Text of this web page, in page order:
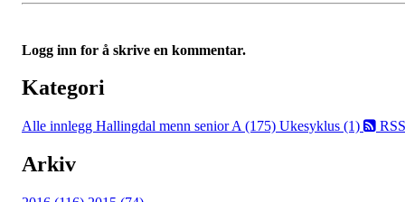
Logg inn for å skrive en kommentar.
Kategori
Alle innlegg Hallingdal menn senior A (175) Ukesyklus (1) RSS
Arkiv